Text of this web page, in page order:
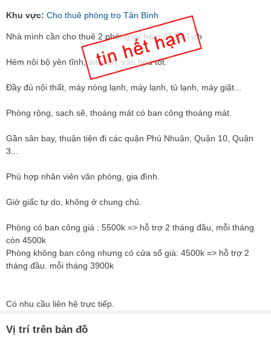
Khu vực: Cho thuê phòng trọ Tân Bình
Nhà mình cần cho thuê 2 phòng tại hẻm 31 Út Tịch
Hẻm nội bộ yên tĩnh, an ninh, văn hoá tốt.
Đầy đủ nội thất, máy nóng lạnh, máy lạnh, tủ lạnh, máy giặt...
Phòng rộng, sạch sẽ, thoáng mát có ban công thoáng mát.
Gần sân bay, thuận tiện đi các quận Phú Nhuận, Quận 10, Quận
3...
Phù hợp nhân viên văn phòng, gia đình.
Giờ giấc tự do, không ở chung chủ.
Phòng có ban công giá : 5500k => hỗ trợ 2 tháng đầu, mỗi tháng
còn 4500k
Phòng không ban công nhưng có cửa sổ giá: 4500k => hỗ trợ 2
tháng đầu. mỗi tháng 3900k
Có nhu cầu liên hệ trực tiếp.
Vị trí trên bản đồ